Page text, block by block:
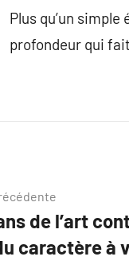
Plus qu’un
profondeur qui
de l’art
caractère à